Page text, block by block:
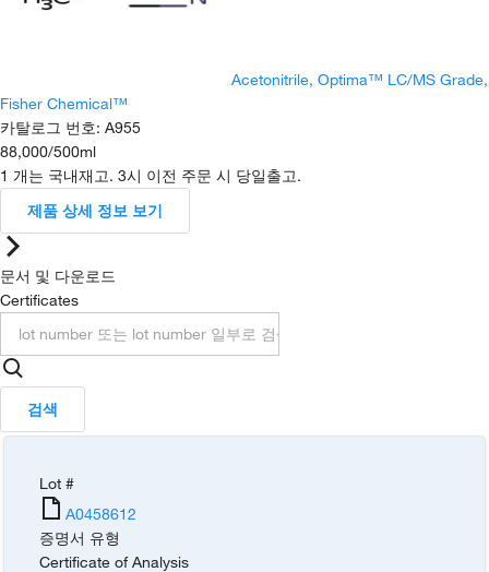
Acetonitrile, Optima™ LC/MS Grade,
Fisher Chemical™
카탈로그 번호: A955
88,000/500ml
1 개는 국내재고. 3시 이전 주문 시 당일출고.
제품 상세 정보 보기
문서 및 다운로드
Certificates
검색
Lot #
A0458612
증명서 유형
Certificate of Analysis